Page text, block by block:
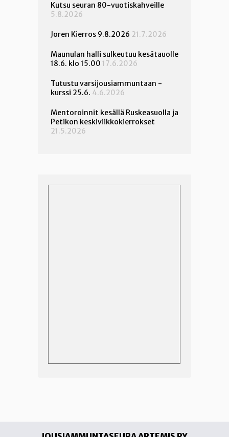
Kutsu seuran 80-vuotiskahveille
5.8.2026
Joren Kierros 9.8.2026 21.7.2026
Maunulan halli sulkeutuu kesätauolle
18.6. klo 15.00 17.6.2026
Tutustu varsijousiammuntaan -
kurssi 25.6. 4.6.2026
Mentoroinnit kesällä Ruskeasuolla ja
Petikon keskiviikkokierrokset
21.5.2026